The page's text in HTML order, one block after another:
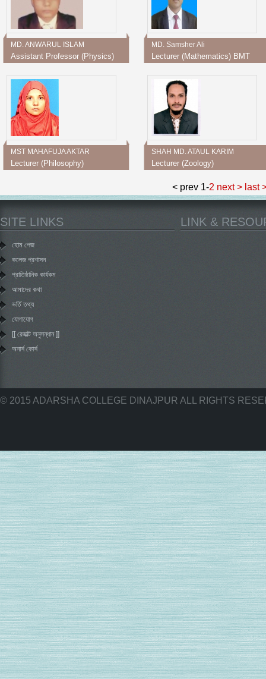
MD. ANWARUL ISLAM
Assistant Professor (Physics)
MD. Samsher Ali
Lecturer (Mathematics) BMT
MST MAHAFUJA AKTAR
Lecturer (Philosophy)
SHAH MD. ATAUL KARIM
Lecturer (Zoology)
< prev 1-2 next > last
SITE LINKS
হোম পেজ
কলেজ প্রশাসন
প্রাতিষ্ঠানিক কার্যকম
আমাদের কথা
ভর্তি তথ্য
যোগাযোগ
[[ রেজাল্ট অনুসন্ধান ]]
অনার্স কোর্স
LINK &
© 2015 ADARSHA COLLEGE DINAJPUR ALL RIGHTS